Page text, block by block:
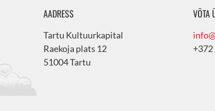
AADRESS
Tartu Kultuurkapital
Raekoja plats 12
51004 Tartu
VÕTA